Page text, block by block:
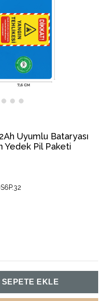
Uyumlu Bataryası
Yedek Pil Paketi